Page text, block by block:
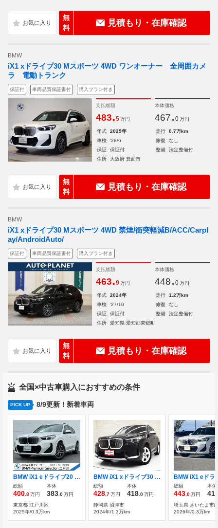
無
料
見積もり・在庫確認
BMW
iX1 xドライブ30 Mスポーツ 4WD ワンオーナー 全周囲カメ
ラ 電動トランク
保証付 車両品質保証書付 購入プラン付き
支払総額
483.5 万円
本体価格
467. 0 万円
年式 2025年 走行
0.7万km
車検
'28/6 修復
なし
保証
保証付 整備
法定整備付
住所
大阪府 箕面市
無
料
見積もり・在庫確認
BMW
iX1 xドライブ30 Mスポーツ 4WD 禁煙/衝突軽減B/ACC/Carpl
ay/AndroidAuto/
保証付 車両品質保証書付 購入プラン付き
支払総額
463.9 万円
本体価格
448. 0 万円
年式 2024年 走行
1.2万km
車検
'27/10 修復
なし
保証
保証付 整備
法定整備付
住所
愛知県 愛知郡東郷町
無
料
見積もり・在庫確認
全国×中古車購入におすすめの条件
PICK UP 8/9更新！新着車両
BMW iX1 eドライブ20 Mスポーツ ステアリングヒーター 全国2年保証付
総額
400 .8万円
本体
383 .0万円
東京都 江戸川区
2025年/0.3万km
BMW iX1 xドライブ30 xライン 4WD LEDヘッドライト/ACC/ヘッドアップD/サラウ
総額
428 .7万円
本体
418 .0万円
静岡県 沼津市
2024年/1.3万km
総額
443 .0万円
本体
埼玉県 さいたま市
2026年/0.3万km